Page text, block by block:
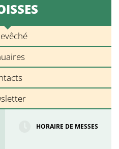
HORAIRE DE MESSES